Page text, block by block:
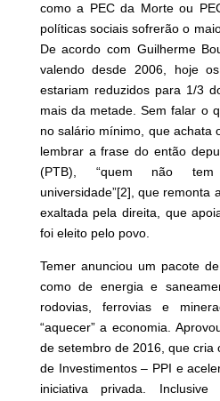
como a PEC da Morte ou
políticas sociais sofrerão o
De acordo com Guilherme
valendo desde 2006, hoje
estariam reduzidos para 1/3
mais da metade. Sem falar o
no salário mínimo, que achata
lembrar a frase do então
(PTB), “quem não
universidade”[2] , que remonta
exaltada pela direita, que
foi eleito pelo povo.
Temer anunciou um pacote
como de energia e
rodovias, ferrovias e
“aquecer” a economia.
de setembro de 2016, que cria
de Investimentos – PPI e
iniciativa privada.